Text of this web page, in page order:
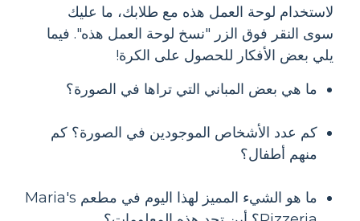
لاستخدام لوحة العمل هذه مع طلابك، ما عليك
سوى النقر فوق الزر "نسخ لوحة العمل هذه". فيما
يلي بعض الأفكار للحصول على الكرة!
ما هي بعض المباني التي تراها في الصورة؟
كم عدد الأشخاص الموجودين في الصورة؟ كم
منهم أطفال؟
ما هو الشيء المميز لهذا اليوم في مطعم Maria's